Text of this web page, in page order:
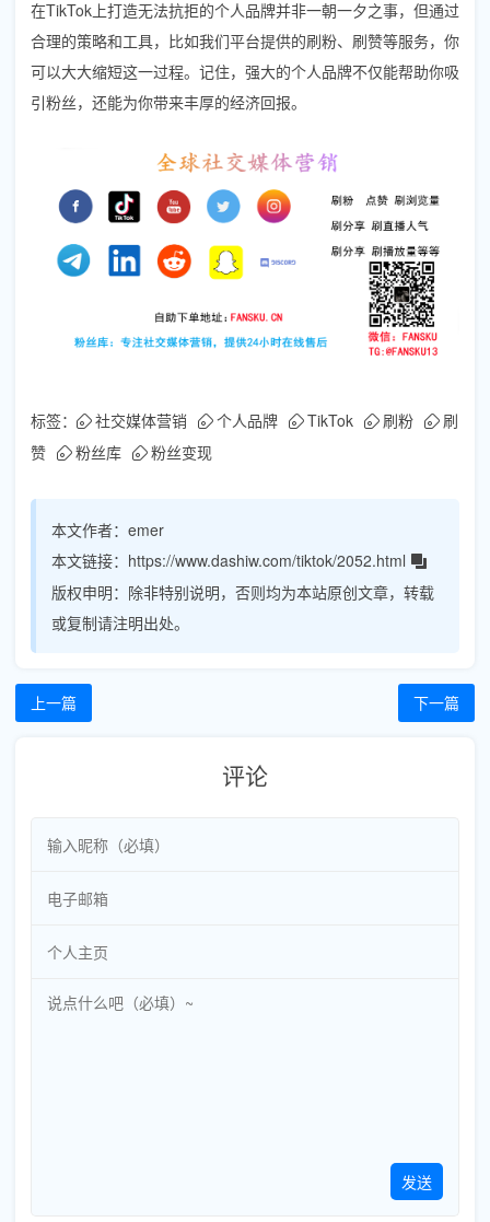
在TikTok上打造无法抗拒的个人品牌并非一朝一夕之事，但通过
合理的策略和工具，比如我们平台提供的刷粉、刷赞等服务，你
可以大大缩短这一过程。记住，强大的个人品牌不仅能帮助你吸
引粉丝，还能为你带来丰厚的经济回报。
标签： 社交媒体营销 个人品牌 TikTok 刷粉
刷
赞
粉丝库 粉丝变现
本文作者： emer
本文链接： https://www.dashiw.com/tiktok/2052.html
版权申明： 除非特别说明，否则均为本站原创文章，转载
或复制请注明出处。
上一篇 下一篇
评论
发送